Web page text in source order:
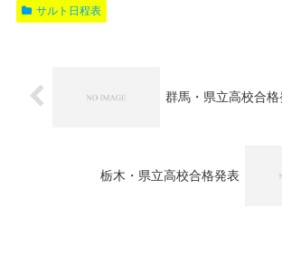
サルト日程表
群馬・県立高校合格
栃木・県立高校合格発表